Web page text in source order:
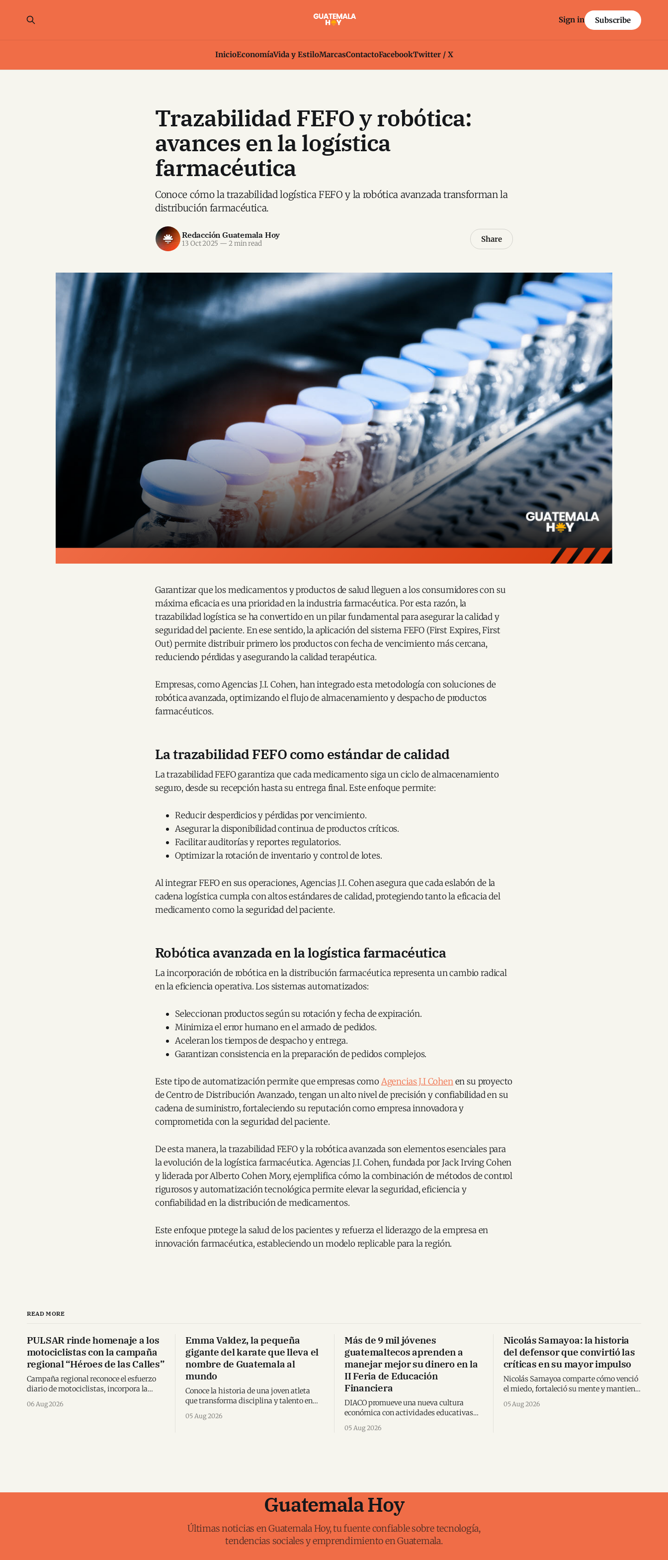
InicioEconomíaVida y EstiloMarcasContactoFacebookTwitter / X
Sign in Subscribe
Trazabilidad FEFO y robótica:
avances en la logística
farmacéutica
Conoce cómo la trazabilidad logística FEFO y la robótica avanzada transforman la
distribución farmacéutica.
Redacción Guatemala Hoy
13 Oct 2025 — 2 min read Share
Garantizar que los medicamentos y productos de salud lleguen a los consumidores con su
máxima eficacia es una prioridad en la industria farmacéutica. Por esta razón, la
trazabilidad logística se ha convertido en un pilar fundamental para asegurar la calidad y
seguridad del paciente. En ese sentido, la aplicación del sistema FEFO (First Expires, First
Out) permite distribuir primero los productos con fecha de vencimiento más cercana,
reduciendo pérdidas y asegurando la calidad terapéutica.
Empresas, como Agencias J.I. Cohen, han integrado esta metodología con soluciones de
robótica avanzada, optimizando el flujo de almacenamiento y despacho de productos
farmacéuticos.
La trazabilidad FEFO como estándar de calidad
La trazabilidad FEFO garantiza que cada medicamento siga un ciclo de almacenamiento
seguro, desde su recepción hasta su entrega final. Este enfoque permite:
Reducir desperdicios y pérdidas por vencimiento.
Asegurar la disponibilidad continua de productos críticos.
Facilitar auditorías y reportes regulatorios.
Optimizar la rotación de inventario y control de lotes.
Al integrar FEFO en sus operaciones, Agencias J.I. Cohen asegura que cada eslabón de la
cadena logística cumpla con altos estándares de calidad, protegiendo tanto la eficacia del
medicamento como la seguridad del paciente.
Robótica avanzada en la logística farmacéutica
La incorporación de robótica en la distribución farmacéutica representa un cambio radical
en la eficiencia operativa. Los sistemas automatizados:
Seleccionan productos según su rotación y fecha de expiración.
Minimiza el error humano en el armado de pedidos.
Aceleran los tiempos de despacho y entrega.
Garantizan consistencia en la preparación de pedidos complejos.
Este tipo de automatización permite que empresas comoAgencias J.I Cohenen su proyecto
de Centro de Distribución Avanzado, tengan un alto nivel de precisión y confiabilidad en su
cadena de suministro, fortaleciendo su reputación como empresa innovadora y
comprometida con la seguridad del paciente.
De esta manera, la trazabilidad FEFO y la robótica avanzada son elementos esenciales para
la evolución de la logística farmacéutica. Agencias J.I. Cohen, fundada por Jack Irving Cohen
y liderada por Alberto Cohen Mory, ejemplifica cómo la combinación de métodos de control
rigurosos y automatización tecnológica permite elevar la seguridad, eficiencia y
confiabilidad en la distribución de medicamentos.
Este enfoque protege la salud de los pacientes y refuerza el liderazgo de la empresa en
innovación farmacéutica, estableciendo un modelo replicable para la región.
READ MORE
PULSAR rinde homenaje a los
motociclistas con la campaña
regional “Héroes de las Calles”
Campaña regional reconoce el esfuerzo
diario de motociclistas, incorpora la
con Spider-Man en Centroamérica.
06 Aug 2026
Emma Valdez, la pequeña
gigante del karate que lleva el
nombre de Guatemala al
mundo
Conoce la historia de una joven atleta
que transforma disciplina y talento en
karate mundial.
05 Aug 2026
Más de 9 mil jóvenes
guatemaltecos aprenden a
manejar mejor su dinero en la
II Feria de Educación
Financiera
DIACO promueve una nueva cultura
económica con actividades educativas
para tomar decisiones financieras
05 Aug 2026
Nicolás Samayoa: la historia
del defensor que convirtió las
críticas en su mayor impulso
Nicolás Samayoa comparte cómo venció
el miedo, fortaleció su mente y mantiene
Mundial.
05 Aug 2026
Guatemala Hoy
Últimas noticias en Guatemala Hoy, tu fuente confiable sobre tecnología,
tendencias sociales y emprendimiento en Guatemala.